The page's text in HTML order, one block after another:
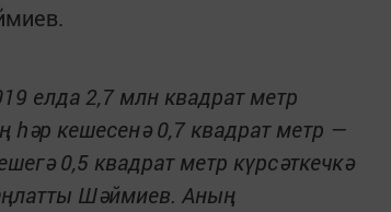
елда 2,7 млн квадрат метр
һәр кешесенә 0,7 квадрат метр —
0,5 квадрат метр күрсәткечкә
Шәймиев. Аның